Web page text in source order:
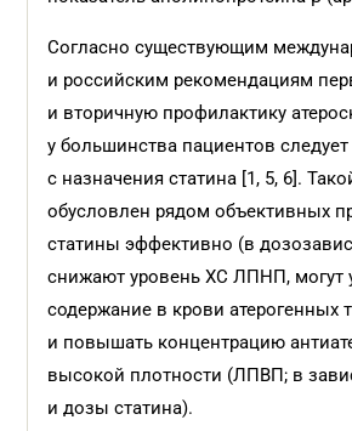
Согласно существующим
и российским рекомендациям
и вторичную профилактику
у большинства пациентов
с назначения статина [1, 5, 6].
обусловлен рядом объективных
статины эффективно (в
снижают уровень ХС ЛПНП, могут
содержание в крови атерогенных
и повышать концентрацию
высокой плотности (ЛПВП; в
и дозы статина).